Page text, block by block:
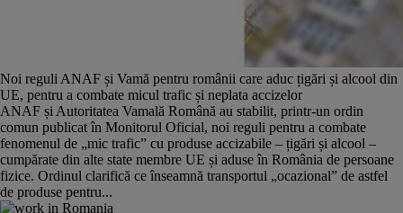
Noi reguli ANAF și Vamă pentru românii care aduc țigări și alcool din
UE, pentru a combate micul trafic și neplata accizelor
ANAF și Autoritatea Vamală Română au stabilit, printr-un ordin
comun publicat în Monitorul Oficial, noi reguli pentru a combate
fenomenul de „mic trafic” cu produse accizabile – țigări și alcool –
cumpărate din alte state membre UE și aduse în România de persoane
fizice. Ordinul clarifică ce înseamnă transportul „ocazional” de astfel
de produse pentru...